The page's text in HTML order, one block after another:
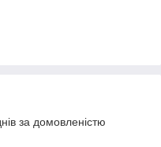
за домовленістю